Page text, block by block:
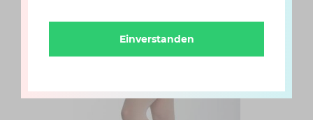
Einverstanden